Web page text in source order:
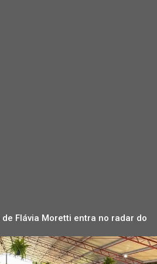
Flávia Moretti entra no radar do